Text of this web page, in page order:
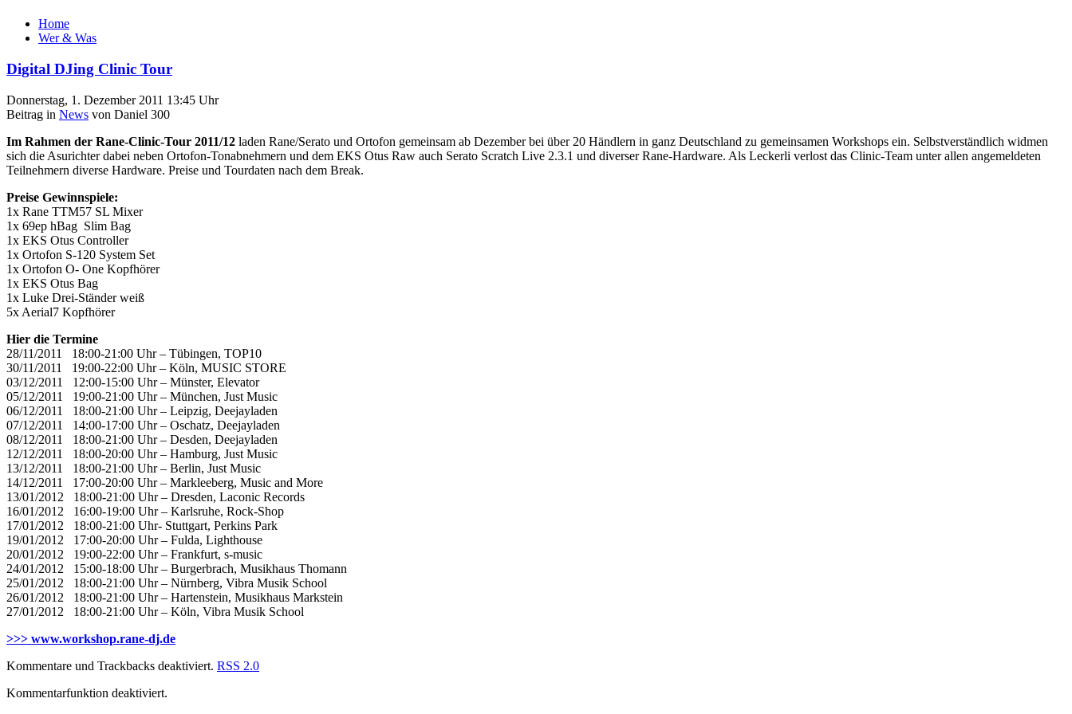
Home
Wer & Was
Digital DJing Clinic Tour
Donnerstag, 1. Dezember 2011 13:45 Uhr
Beitrag in News von Daniel 300
Im Rahmen der Rane-Clinic-Tour 2011/12 laden Rane/Serato und Ortofon gemeinsam ab Dezember bei über 20 Händlern in ganz Deutschland zu gemeinsamen Workshops ein. Selbstverständlich widmen
sich die Asurichter dabei neben Ortofon-Tonabnehmern und dem EKS Otus Raw auch Serato Scratch Live 2.3.1 und diverser Rane-Hardware. Als Leckerli verlost das Clinic-Team unter allen angemeldeten
Teilnehmern diverse Hardware. Preise und Tourdaten nach dem Break.
Preise Gewinnspiele:
1x Rane TTM57 SL Mixer
1x 69ep hBag Slim Bag
1x EKS Otus Controller
1x Ortofon S-120 System Set
1x Ortofon O- One Kopfhörer
1x EKS Otus Bag
1x Luke Drei-Ständer weiß
5x Aerial7 Kopfhörer
Hier die Termine
28/11/2011 18:00-21:00 Uhr – Tübingen, TOP10
30/11/2011 19:00-22:00 Uhr – Köln, MUSIC STORE
03/12/2011 12:00-15:00 Uhr – Münster, Elevator
05/12/2011 19:00-21:00 Uhr – München, Just Music
06/12/2011 18:00-21:00 Uhr – Leipzig, Deejayladen
07/12/2011 14:00-17:00 Uhr – Oschatz, Deejayladen
08/12/2011 18:00-21:00 Uhr – Desden, Deejayladen
12/12/2011 18:00-20:00 Uhr – Hamburg, Just Music
13/12/2011 18:00-21:00 Uhr – Berlin, Just Music
14/12/2011 17:00-20:00 Uhr – Markleeberg, Music and More
13/01/2012 18:00-21:00 Uhr – Dresden, Laconic Records
16/01/2012 16:00-19:00 Uhr – Karlsruhe, Rock-Shop
17/01/2012 18:00-21:00 Uhr- Stuttgart, Perkins Park
19/01/2012 17:00-20:00 Uhr – Fulda, Lighthouse
20/01/2012 19:00-22:00 Uhr – Frankfurt, s-music
24/01/2012 15:00-18:00 Uhr – Burgerbrach, Musikhaus Thomann
25/01/2012 18:00-21:00 Uhr – Nürnberg, Vibra Musik School
26/01/2012 18:00-21:00 Uhr – Hartenstein, Musikhaus Markstein
27/01/2012 18:00-21:00 Uhr – Köln, Vibra Musik School
>>> www.workshop.rane-dj.de
Kommentare und Trackbacks deaktiviert. RSS 2.0
Kommentarfunktion deaktiviert.